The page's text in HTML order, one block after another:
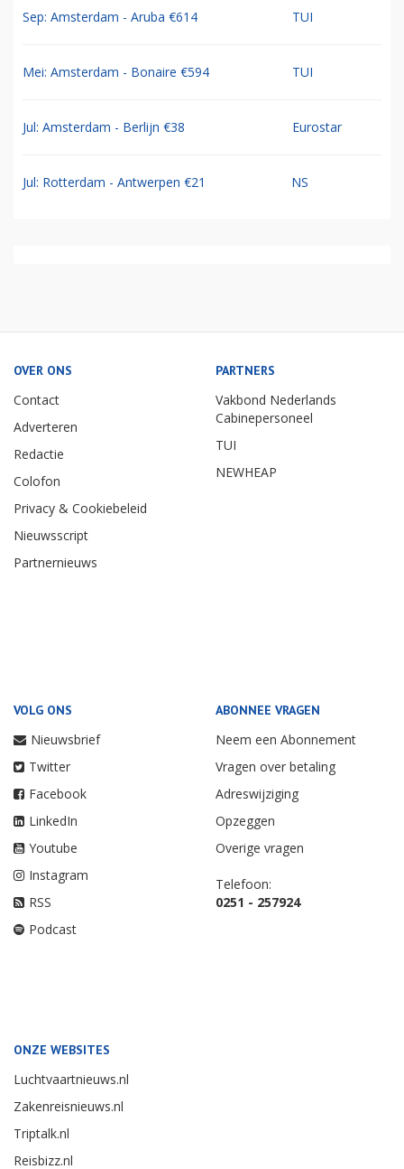
Sep: Amsterdam - Aruba €614 TUI
Mei: Amsterdam - Bonaire €594 TUI
Jul: Amsterdam - Berlijn €38 Eurostar
Jul: Rotterdam - Antwerpen €21 NS
OVER ONS
Contact
Adverteren
Redactie
Colofon
Privacy & Cookiebeleid
Nieuwsscript
Partnernieuws
PARTNERS
Vakbond Nederlands
Cabinepersoneel
TUI
NEWHEAP
VOLG ONS
Nieuwsbrief
Twitter
Facebook
LinkedIn
Youtube
Instagram
RSS
Podcast
ABONNEE VRAGEN
Neem een Abonnement
Vragen over betaling
Adreswijziging
Opzeggen
Overige vragen
Telefoon:
0251 - 257924
ONZE WEBSITES
Luchtvaartnieuws.nl
Zakenreisnieuws.nl
Triptalk.nl
Reisbizz.nl